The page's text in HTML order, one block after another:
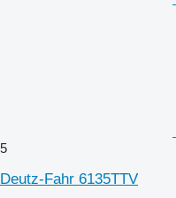
5
Deutz-Fahr 6135TTV